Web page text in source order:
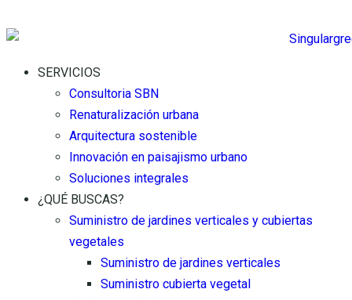
SERVICIOS
Consultoria SBN
Renaturalización urbana
Arquitectura sostenible
Innovación en paisajismo urbano
Soluciones integrales
¿QUÉ BUSCAS?
Suministro de jardines verticales y cubiertas
vegetales
Suministro de jardines verticales
Suministro cubierta vegetal